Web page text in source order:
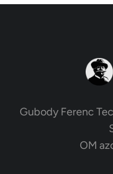
Gubody Ferenc
OM